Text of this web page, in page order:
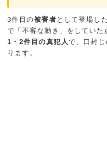
3件目の被害者として登場し
で「不審な動き」をしていた
1・2件目の真犯人 で、口封
ります。